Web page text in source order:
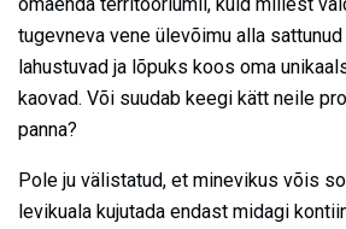
tugevneva vene ülevõimu alla
lahustuvad ja lõpuks koos oma
kaovad. Või suudab keegi kätt neile
panna?
Pole ju välistatud, et minevikus võis
levikuala kujutada endast midagi